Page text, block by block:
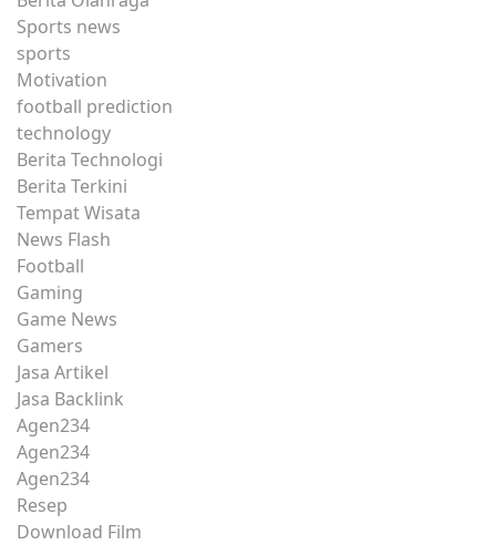
Sports news
sports
Motivation
football prediction
technology
Berita Technologi
Berita Terkini
Tempat Wisata
News Flash
Football
Gaming
Game News
Gamers
Jasa Artikel
Jasa Backlink
Agen234
Agen234
Agen234
Resep
Download Film